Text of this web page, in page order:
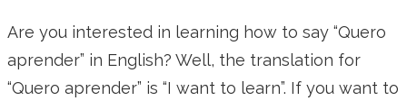
Are you interested in learning how to say “Quero
aprender” in English? Well, the translation for
“Quero aprender” is “I want to learn”. If you want to